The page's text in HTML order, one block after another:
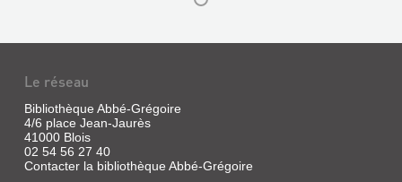
LE
DE
LA
BEAUCE.
VOL.
7,
PARLER
DE
MON
ENFANCE
EN
Le réseau
Bibliothèque Abbé-Grégoire
4/6 place Jean-Jaurès
41000 Blois
02 54 56 27 40
Contacter la bibliothèque Abbé-Grégoire